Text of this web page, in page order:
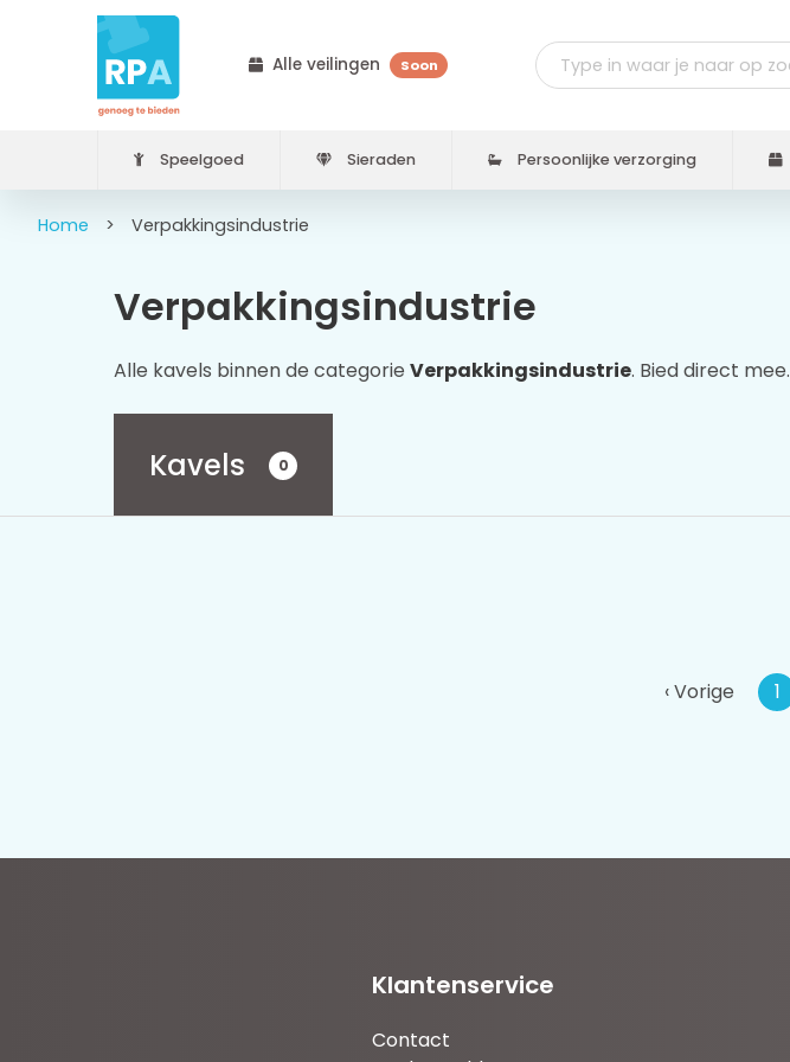
Alle veilingen Soon
Speelgoed Sieraden Persoonlijke verzorging
Home > Verpakkingsindustrie
Verpakkingsindustrie
Alle kavels binnen de categorie Verpakkingsindustrie. Bied direct mee.
Kavels 0
‹ Vorige 1
Klantenservice
Contact